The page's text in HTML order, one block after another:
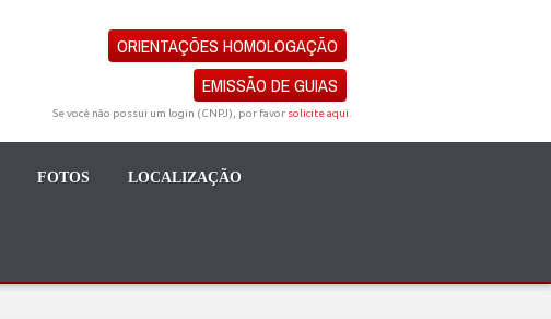
ORIENTAÇÕES HOMOLOGAÇÃO
EMISSÃO DE GUIAS
Se você não possui um login (CNPJ), por favor solicite aqui
FOTOS LOCALIZAÇÃO